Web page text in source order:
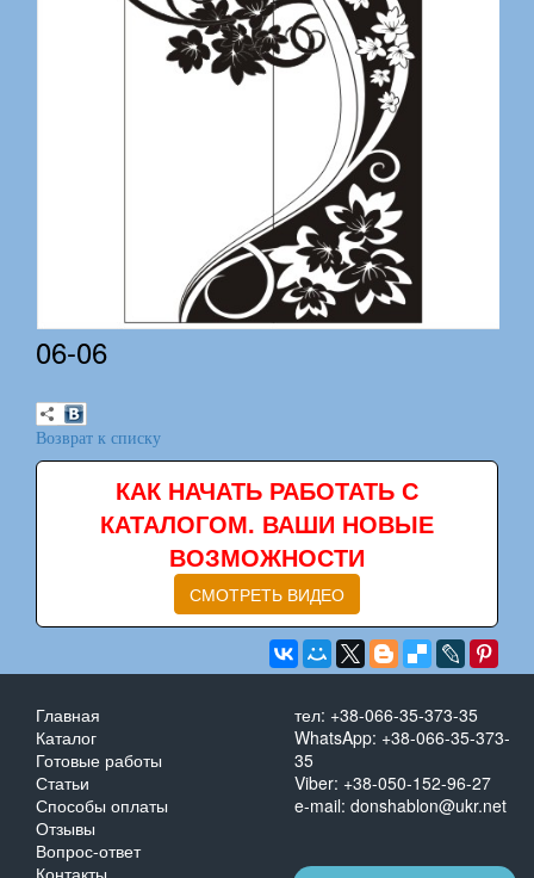
06-06
Возврат к списку
КАК НАЧАТЬ РАБОТАТЬ С
КАТАЛОГОМ. ВАШИ НОВЫЕ
ВОЗМОЖНОСТИ
СМОТРЕТЬ ВИДЕО
Главная
Каталог
Готовые работы
Статьи
Способы оплаты
Отзывы
Вопрос-ответ
тел: +38-066-35-373-35
WhatsApp: +38-066-35-373-
35
Viber: +38-050-152-96-27
e-mail: donshablon@ukr.net